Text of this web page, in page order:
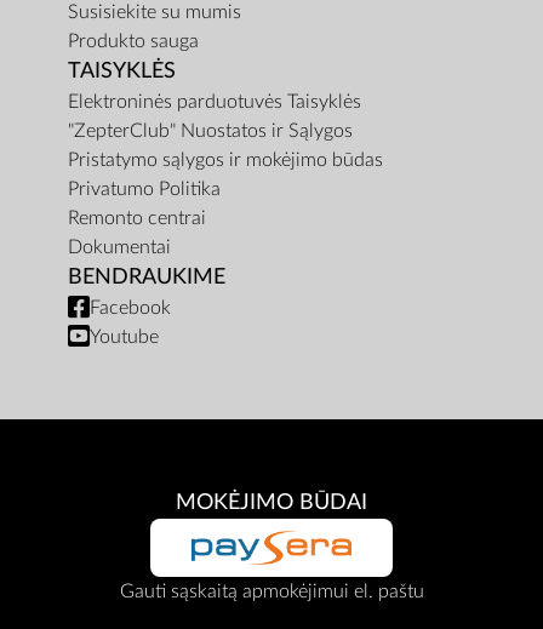
Susisiekite su mumis
Produkto sauga
TAISYKLĖS
Elektroninės parduotuvės Taisyklės
"ZepterClub" Nuostatos ir Sąlygos
Pristatymo sąlygos ir mokėjimo būdas
Privatumo Politika
Remonto centrai
Dokumentai
BENDRAUKIME
Facebook
Youtube
MOKĖJIMO BŪDAI
Gauti sąskaitą apmokėjimui el. paštu